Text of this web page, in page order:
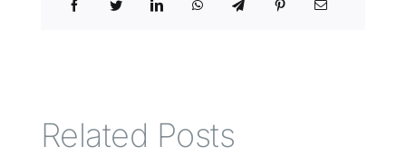
Related Posts